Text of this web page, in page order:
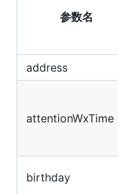
参数名
address
attentionWxTime
birthday